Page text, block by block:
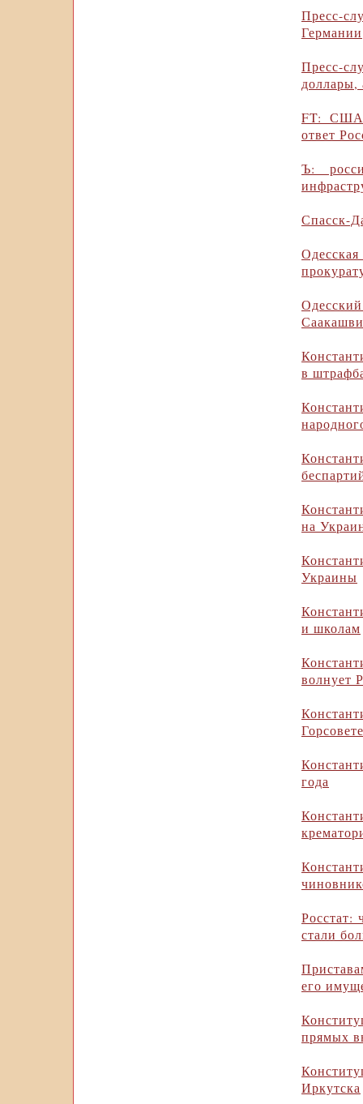
Пресс-
Германии
Пресс-
FT: США
ответ
Ъ:
Спасск-
в
на
Украины
и школам
волнует
Горсовете
года
Росстат:
стали
его
прямых
Иркутска